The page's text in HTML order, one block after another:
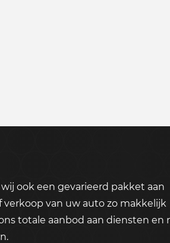
ook een gevarieerd pakket aan
verkoop van uw auto zo makkelijk
totale aanbod aan diensten en